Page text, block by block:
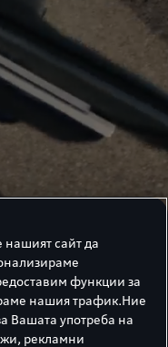
нашият сайт да
функции за
нашия трафик.Ние
Вашата употреба на
рекламни